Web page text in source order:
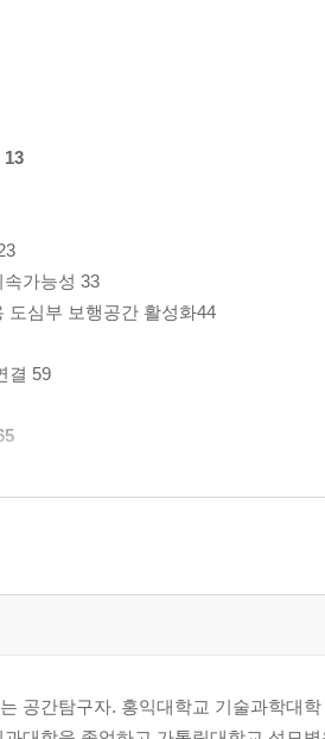
13
가능성 33
도심부 보행공간 활성화44
결 59
77
91
곳 119
공간탐구자. 홍익대학교 기술과학대